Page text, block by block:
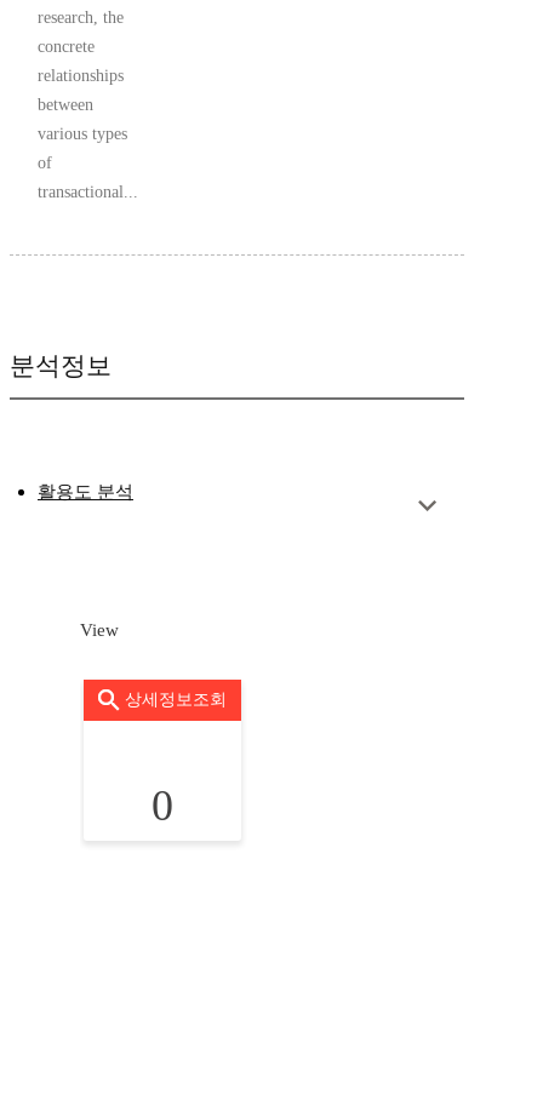
research, the
concrete
relationships
between
various types
of
transactional...
분석정보
활용도 분석
View
상세정보조회
0